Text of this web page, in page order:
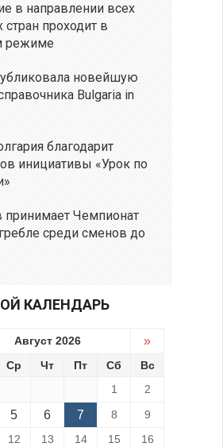
в направлении всех
стран проходит в
режиме
новейшую
Bulgaria in
благодарит
инициативы «Урок по
Чемпионат
среди сменов до
КАЛЕНДАРЬ
Август 2026 »
Ср Чт Пт Сб
Вс
1
2
5 6 7 8
9
12 13 14 15 16